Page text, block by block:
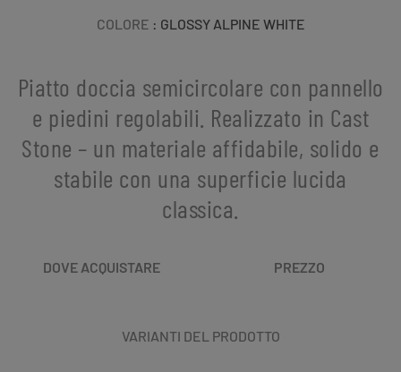
COLORE : GLOSSY ALPINE WHITE
Piatto doccia semicircolare con pannello
e piedini regolabili. Realizzato in Cast
Stone – un materiale affidabile, solido e
stabile con una superficie lucida
classica.
DOVE ACQUISTARE PREZZO
VARIANTI DEL PRODOTTO